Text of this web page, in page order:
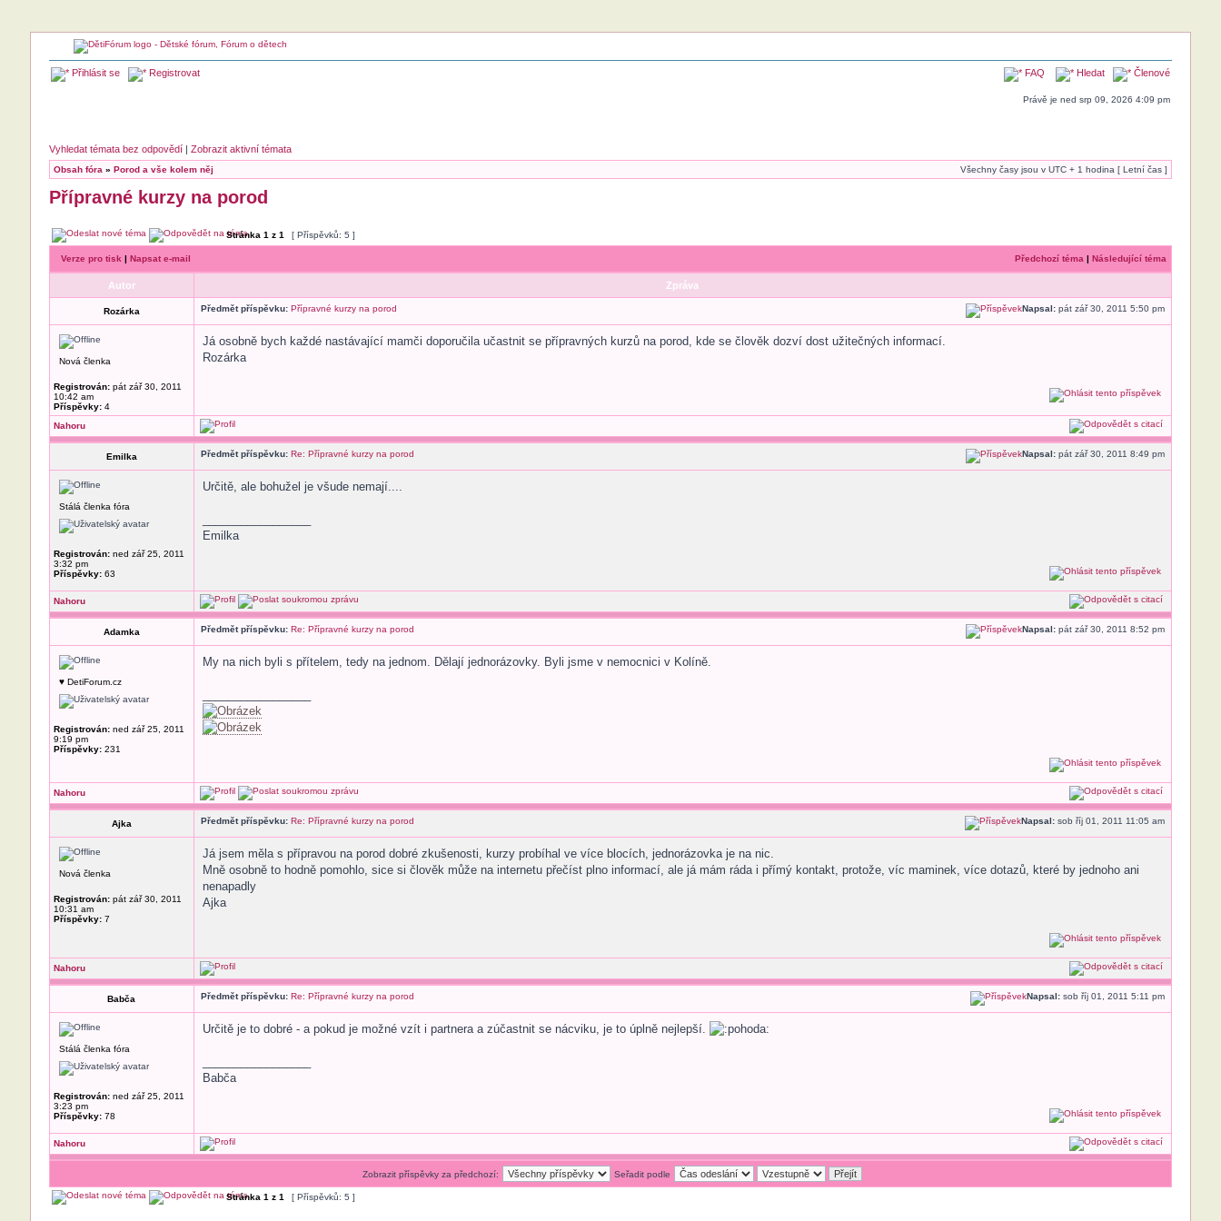
Přihlásit se Registrovat FAQ Hledat Členové
Právě je ned srp 09, 2026 4:09 pm
Vyhledat témata bez odpovědí| Zobrazit aktivní témata
Obsah fóra » Porod a vše kolem něj Všechny časy jsou v UTC + 1 hodina [ Letní čas ]
Přípravné kurzy na porod
Stránka 1 z 1 [ Příspěvků: 5 ]
Verze pro tisk | Napsat e-mail Předchozí téma | Následující téma
Autor Zpráva
Rozárka Předmět příspěvku: Přípravné kurzy na porod Napsal:pát zář 30, 2011 5:50 pm
Nová členka
Registrován:pát zář 30, 2011
10:42 am
Příspěvky:4
Já osobně bych každé nastávající mamči doporučila učastnit se přípravných kurzů na porod, kde se člověk dozví dost užitečných informací.
Rozárka
Nahoru
Emilka Předmět příspěvku: Re: Přípravné kurzy na porod Napsal:pát zář 30, 2011 8:49 pm
Stálá členka fóra
Registrován:ned zář 25, 2011
3:32 pm
Příspěvky:63
Určitě, ale bohužel je všude nemají....
Emilka
Nahoru
Adamka Předmět příspěvku: Re: Přípravné kurzy na porod Napsal:pát zář 30, 2011 8:52 pm
♥ DetiForum.cz
Registrován:ned zář 25, 2011
9:19 pm
Příspěvky:231
My na nich byli s přítelem, tedy na jednom. Dělají jednorázovky. Byli jsme v nemocnici v Kolíně.
Nahoru
Ajka Předmět příspěvku: Re: Přípravné kurzy na porod Napsal:sob říj 01, 2011 11:05 am
Nová členka
Registrován:pát zář 30, 2011
10:31 am
Příspěvky:7
Já jsem měla s přípravou na porod dobré zkušenosti, kurzy probíhal ve více blocích, jednorázovka je na nic.
Mně osobně to hodně pomohlo, sice si člověk může na internetu přečíst plno informací, ale já mám ráda i přímý kontakt, protože, víc maminek, více dotazů, které by jednoho ani
nenapadly
Ajka
Nahoru
Babča Předmět příspěvku: Re: Přípravné kurzy na porod Napsal:sob říj 01, 2011 5:11 pm
Stálá členka fóra
Registrován:ned zář 25, 2011
3:23 pm
Příspěvky:78
Určitě je to dobré - a pokud je možné vzít i partnera a zúčastnit se nácviku, je to úplně nejlepší.
Babča
Nahoru
Zobrazit příspěvky za předchozí: Seřadit podle
Stránka 1 z 1 [ Příspěvků: 5 ]